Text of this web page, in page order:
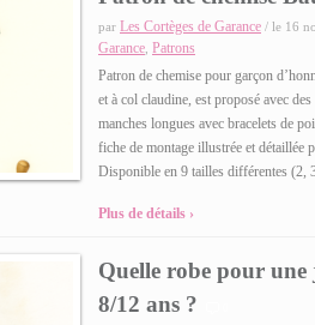
par Les Cortèges de Garance / le 16
Garance Patrons
Patron de chemise pour garçon
et à col claudine, est proposé avec
manches longues avec bracelets de
fiche de montage illustrée et
Disponible en 9 tailles différentes
Plus de détails ›
Quelle robe pour une
8/12 ans ?